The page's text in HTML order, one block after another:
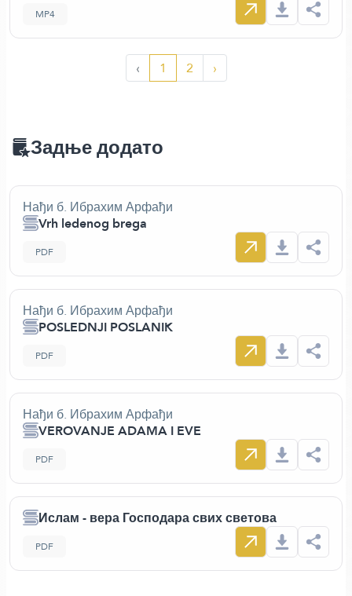
MP4
‹ 1 2 ›
Задње додато
Нађи б. Ибрахим Арфађи
Vrh ledenog brega
PDF
Нађи б. Ибрахим Арфађи
POSLEDNJI POSLANIK
PDF
Нађи б. Ибрахим Арфађи
VEROVANJE ADAMA I EVE
PDF
Ислам - вера Господара свих светова
PDF